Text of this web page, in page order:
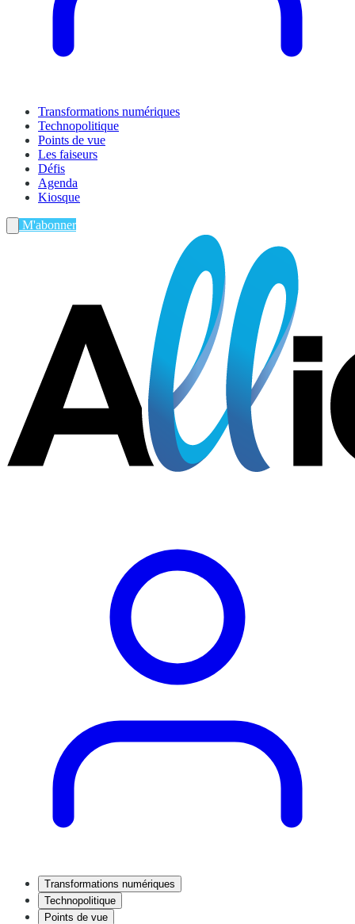
Transformations numériques
Technopolitique
Points de vue
Les faiseurs
Défis
Agenda
Kiosque
M'abonner
Transformations numériques
Technopolitique
Points de vue